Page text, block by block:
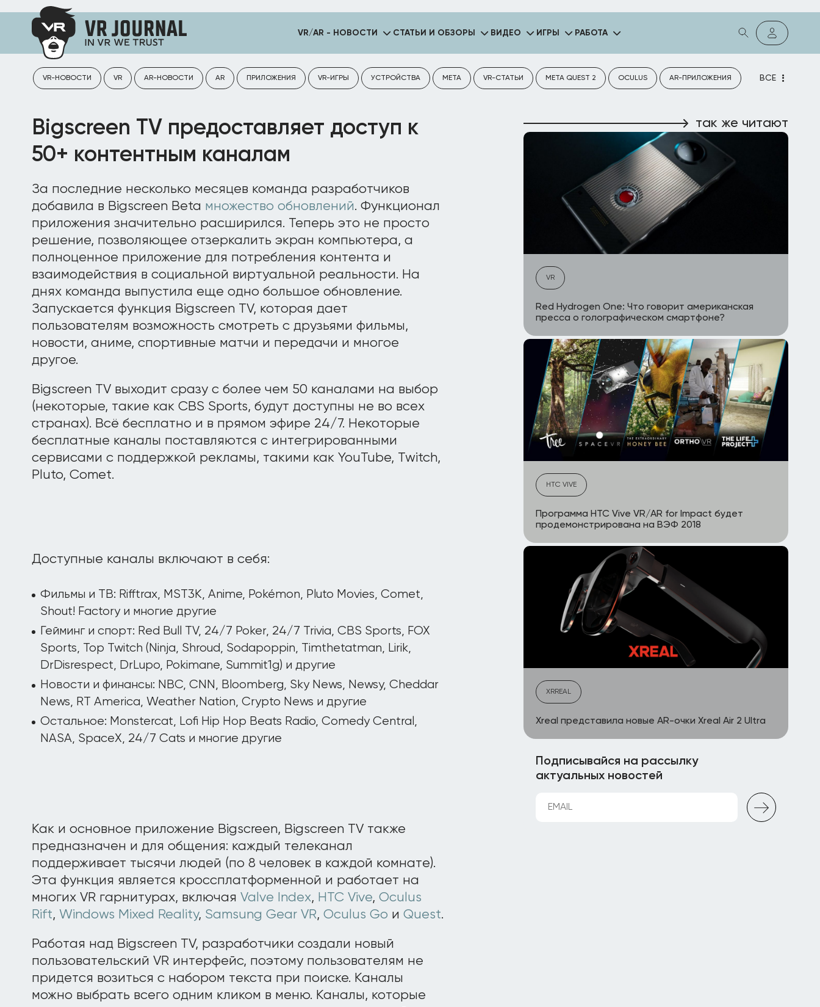
VR/AR - НОВОСТИ СТАТЬИ И ОБЗОРЫ ВИДЕО ИГРЫ РАБОТА
VR-НОВОСТИ VR AR-НОВОСТИ AR ПРИЛОЖЕНИЯ VR-ИГРЫ УСТРОЙСТВА META VR-СТАТЬИ META QUEST 2 OCULUS AR-ПРИЛОЖЕНИЯ ВСЕ
Bigscreen TV предоставляет доступ к
50+ контентным каналам
За последние несколько месяцев команда разработчиков
добавила в Bigscreen Beta множество обновлений. Функционал
приложения значительно расширился. Теперь это не просто
решение, позволяющее отзеркалить экран компьютера, а
полноценное приложение для потребления контента и
взаимодействия в социальной виртуальной реальности. На
днях команда выпустила еще одно большое обновление.
Запускается функция Bigscreen TV, которая дает
пользователям возможность смотреть с друзьями фильмы,
новости, аниме, спортивные матчи и передачи и многое
другое.
Bigscreen TV выходит сразу с более чем 50 каналами на выбор
(некоторые, такие как CBS Sports, будут доступны не во всех
странах). Всё бесплатно и в прямом эфире 24/7. Некоторые
бесплатные каналы поставляются с интегрированными
сервисами с поддержкой рекламы, такими как YouTube, Twitch,
Pluto, Comet.
Доступные каналы включают в себя:
Фильмы и ТВ: Rifftrax, MST3K, Anime, Pokémon, Pluto Movies, Comet,
Shout! Factory и многие другие
Гейминг и спорт: Red Bull TV, 24/7 Poker, 24/7 Trivia, CBS Sports, FOX
Sports, Top Twitch (Ninja, Shroud, Sodapoppin, Timthetatman, Lirik,
DrDisrespect, DrLupo, Pokimane, Summit1g) и другие
Новости и финансы: NBC, CNN, Bloomberg, Sky News, Newsy, Cheddar
News, RT America, Weather Nation, Crypto News и другие
Остальное: Monstercat, Lofi Hip Hop Beats Radio, Comedy Central,
NASA, SpaceX, 24/7 Cats и многие другие
Как и основное приложение Bigscreen, Bigscreen TV также
предназначен и для общения: каждый телеканал
поддерживает тысячи людей (по 8 человек в каждой комнате).
Эта функция является кроссплатформенной и работает на
многих VR гарнитурах, включая Valve Index, HTC Vive, Oculus
Rift, Windows Mixed Reality, Samsung Gear VR, Oculus Go и Quest.
Работая над Bigscreen TV, разработчики создали новый
пользовательский VR интерфейс, поэтому пользователям не
придется возиться с набором текста при поиске. Каналы
можно выбрать всего одним кликом в меню. Каналы, которые
так же читают
VR
Red Hydrogen One: Что говорит американская
пресса о голографическом смартфоне?
HTC VIVE
Программа HTC Vive VR/AR for Impact будет
продемонстрирована на ВЭФ 2018
XRREAL
Xreal представила новые AR-очки Xreal Air 2 Ultra
Подписывайся на рассылку
актуальных новостей